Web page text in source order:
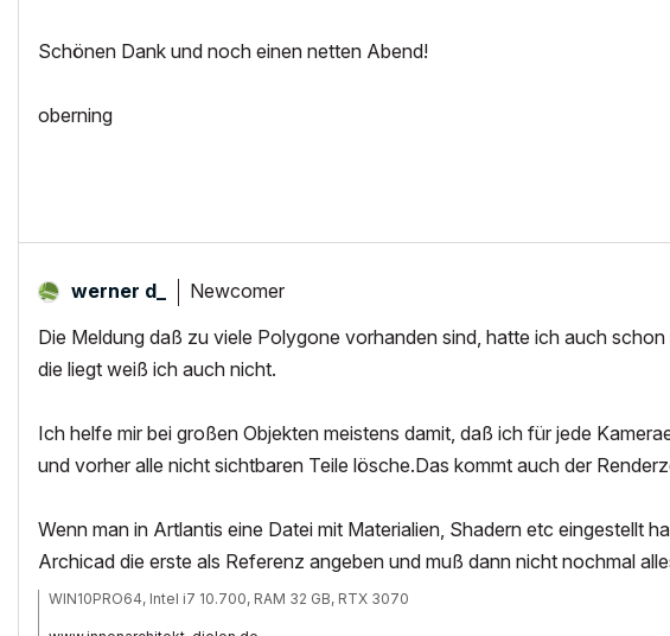
Schönen Dank und noch einen netten Abend!
oberning
werner d_ Newcomer
Die Meldung daß zu viele Polygone vorhanden sind, hatte ich auch
die liegt weiß ich auch nicht.
Ich helfe mir bei großen Objekten meistens damit, daß ich für jede
und vorher alle nicht sichtbaren Teile lösche.Das kommt auch der
Wenn man in Artlantis eine Datei mit Materialien, Shadern etc eingestellt
Archicad die erste als Referenz angeben und muß dann nicht nochmal
WIN10PRO64, Intel i7 10.700, RAM 32 GB, RTX 3070